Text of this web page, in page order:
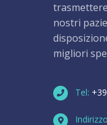
nostri
migliori
Tel: